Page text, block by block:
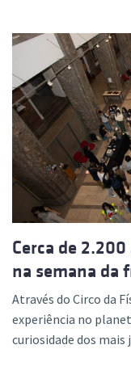
Cerca de
na semana da
Através do Circo da
experiência no
curiosidade dos mais